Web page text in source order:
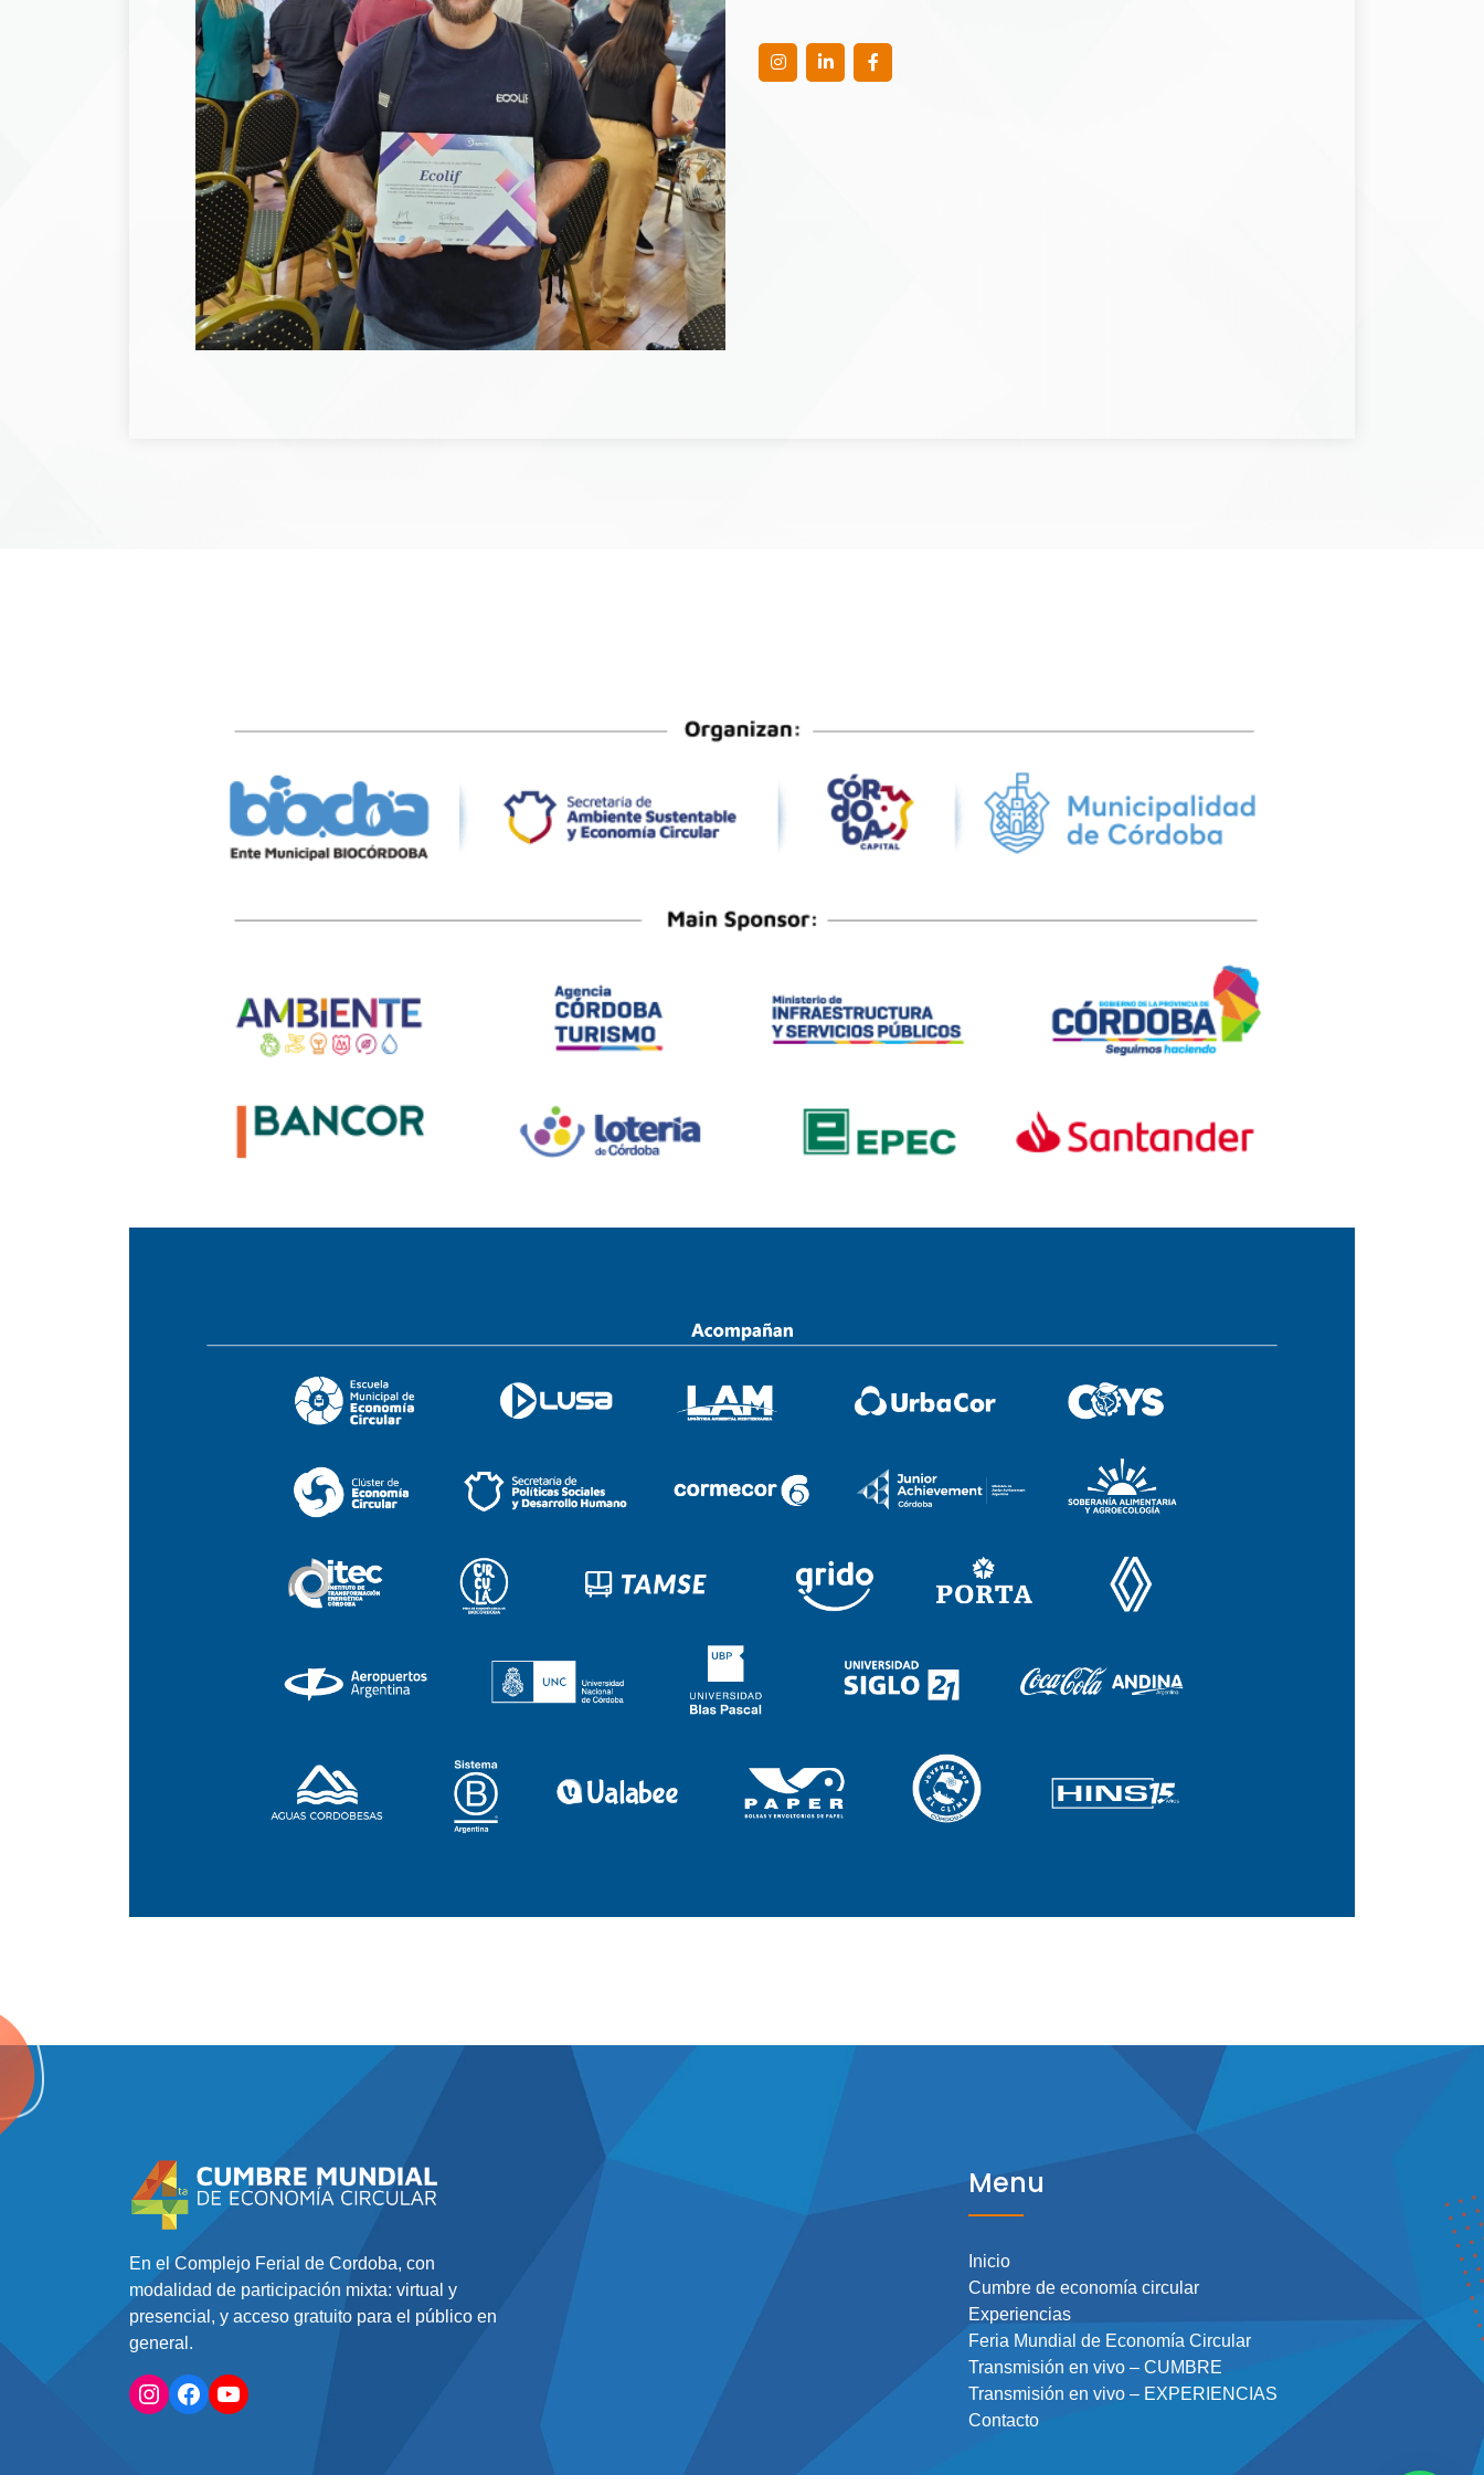
En el Complejo Ferial de Cordoba, con
modalidad de participación mixta: virtual y
presencial, y acceso gratuito para el público en
general.
Instagram
Facebook
YouTube
Menu
Inicio
Cumbre de economía circular
Experiencias
Feria Mundial de Economía Circular
Transmisión en vivo – CUMBRE
Transmisión en vivo – EXPERIENCIAS
Contacto